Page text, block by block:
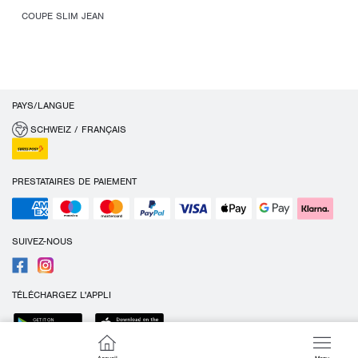
COUPE SLIM JEAN
PAYS/LANGUE
SCHWEIZ / FRANÇAIS
PRESTATAIRES DE PAIEMENT
SUIVEZ-NOUS
TÉLÉCHARGEZ L'APPLI